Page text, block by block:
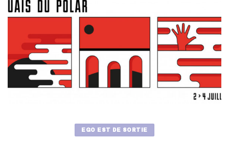
EGO EST DE SORTIE